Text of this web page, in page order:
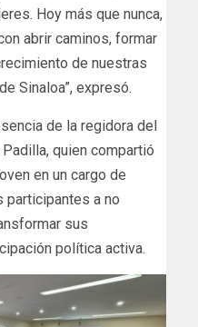
Hoy más que nunca,
abrir caminos, formar
de nuestras
Sinaloa”, expresó.
de la regidora del
quien compartió
en un cargo de
participantes a no
sus
política activa.